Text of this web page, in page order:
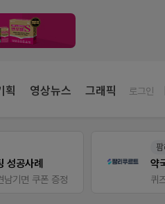
획 영상뉴스 그래픽 로그인
약국 첫 채용공고 0원+'한번 더' 무료 연장
퀴즈 참여시 룰렛쿠폰